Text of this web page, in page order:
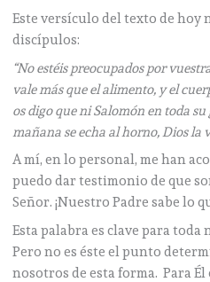
Este versículo del texto de hoy
discípulos:
“No estéis preocupados por
vale más que el alimento, y el
os digo que ni Salomón en toda
mañana se echa al horno, Dios la
A mí, en lo personal, me han
puedo dar testimonio de que
Señor. ¡Nuestro Padre sabe lo
Esta palabra es clave para
Pero no es éste el punto
nosotros de esta forma. Para